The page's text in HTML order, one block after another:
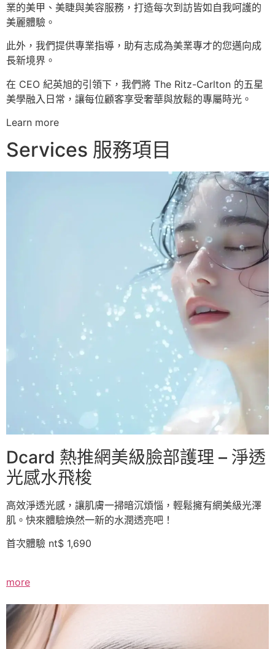
業的美甲、美睫與美容服務，打造每次到訪皆如自我呵護的
美麗體驗。
此外，我們提供專業指導，助有志成為美業專才的您邁向成
長新境界。
在 CEO 紀英旭的引領下，我們將 The Ritz-Carlton 的五星
美學融入日常，讓每位顧客享受奢華與放鬆的專屬時光。
Learn more
Services 服務項目
Dcard 熱推網美級臉部護理 – 淨透
光感水飛梭
高效淨透光感，讓肌膚一掃暗沉煩惱，輕鬆擁有網美級光澤
肌。快來體驗煥然一新的水潤透亮吧！
首次體驗 nt$ 1,690
more